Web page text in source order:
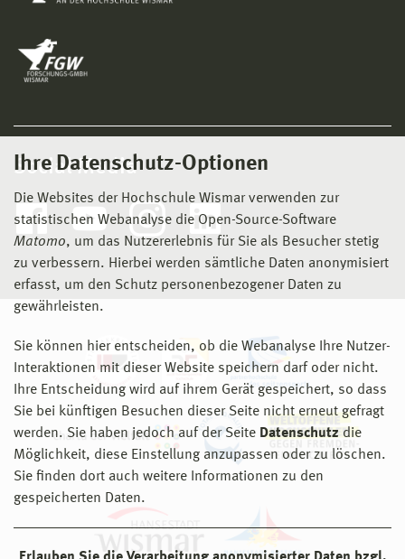
Ihre Datenschutz-Optionen
Die Websites der Hochschule Wismar verwenden zur
statistischen Webanalyse die Open-Source-Software
Matomo, um das Nutzererlebnis für Sie als Besucher stetig
zu verbessern. Hierbei werden sämtliche Daten anonymisiert
erfasst, um den Schutz personenbezogener Daten zu
gewährleisten.
Sie können hier entscheiden, ob die Webanalyse Ihre Nutzer-
Interaktionen mit dieser Website speichern darf oder nicht.
Ihre Entscheidung wird auf ihrem Gerät gespeichert, so dass
Sie bei künftigen Besuchen dieser Seite nicht erneut gefragt
werden. Sie haben jedoch auf der Seite Datenschutz die
Möglichkeit, diese Einstellung anzupassen oder zu löschen.
Sie finden dort auch weitere Informationen zu den
gespeicherten Daten.
Social Media